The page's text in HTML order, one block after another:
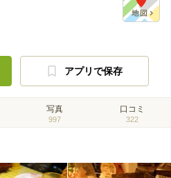
アプリで保存
写真
997
口コミ
322